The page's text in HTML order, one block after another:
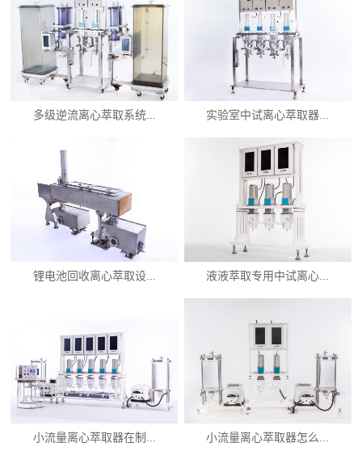
多级逆流离心萃取系统... 实验室中试离心萃取器...
锂电池回收离心萃取设... 液液萃取专用中试离心...
小流量离心萃取器在制... 小流量离心萃取器怎么...